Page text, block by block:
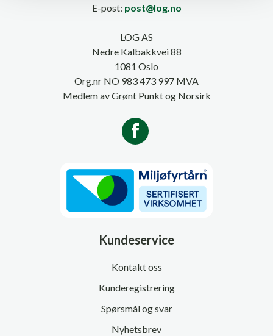
E-post: post@log.no
LOG AS
Nedre Kalbakkvei 88
1081 Oslo
Org.nr NO 983 473 997 MVA
Medlem av Grønt Punkt og Norsirk
Kundeservice
Kontakt oss
Kunderegistrering
Spørsmål og svar
Nyhetsbrev